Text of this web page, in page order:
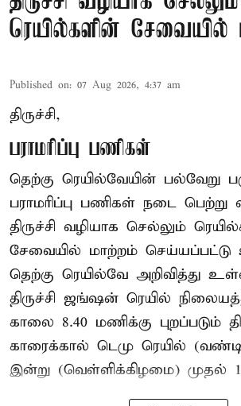
ரெயில்களின் சேவையில்
Published on: 07 Aug 2026, 4:37 am
திருச்சி,
பராமரிப்பு பணிகள்
தெற்கு ரெயில்வேயின் பல்வேறு
பராமரிப்பு பணிகள் நடை பெற்று
திருச்சி வழியாக செல்லும்
சேவையில் மாற்றம்
தெற்கு ரெயில்வே அறிவித்து
திருச்சி ஜங்ஷன் ரெயில்
காலை 8.40 மணிக்கு புறப்படும்
காரைக்கால் டெமு ரெயில்
இன்று (வெள்ளிக்கிழமை) முதல்